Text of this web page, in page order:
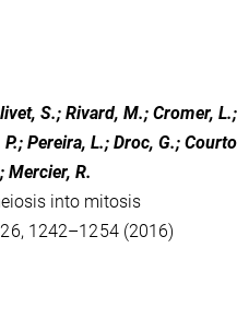
S.; Rivard, M.; Cromer,
Pereira, L.; Droc, G.;
Mercier, R.
into mitosis
1242–1254 (2016)